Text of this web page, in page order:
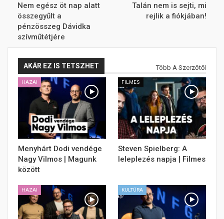
Nem egész öt nap alatt
összegyűlt a
pénzösszeg Dávidka
szívműtétjére
Talán nem is sejti, mi
rejlik a fiókjában!
AKÁR EZ IS TETSZHET Több A Szerzőtől
HAZAI
Menyhárt Dodi vendége
Nagy Vilmos | Magunk
között
FILMES
Steven Spielberg: A
leleplezés napja | Filmes
HAZAI KULTÚRA